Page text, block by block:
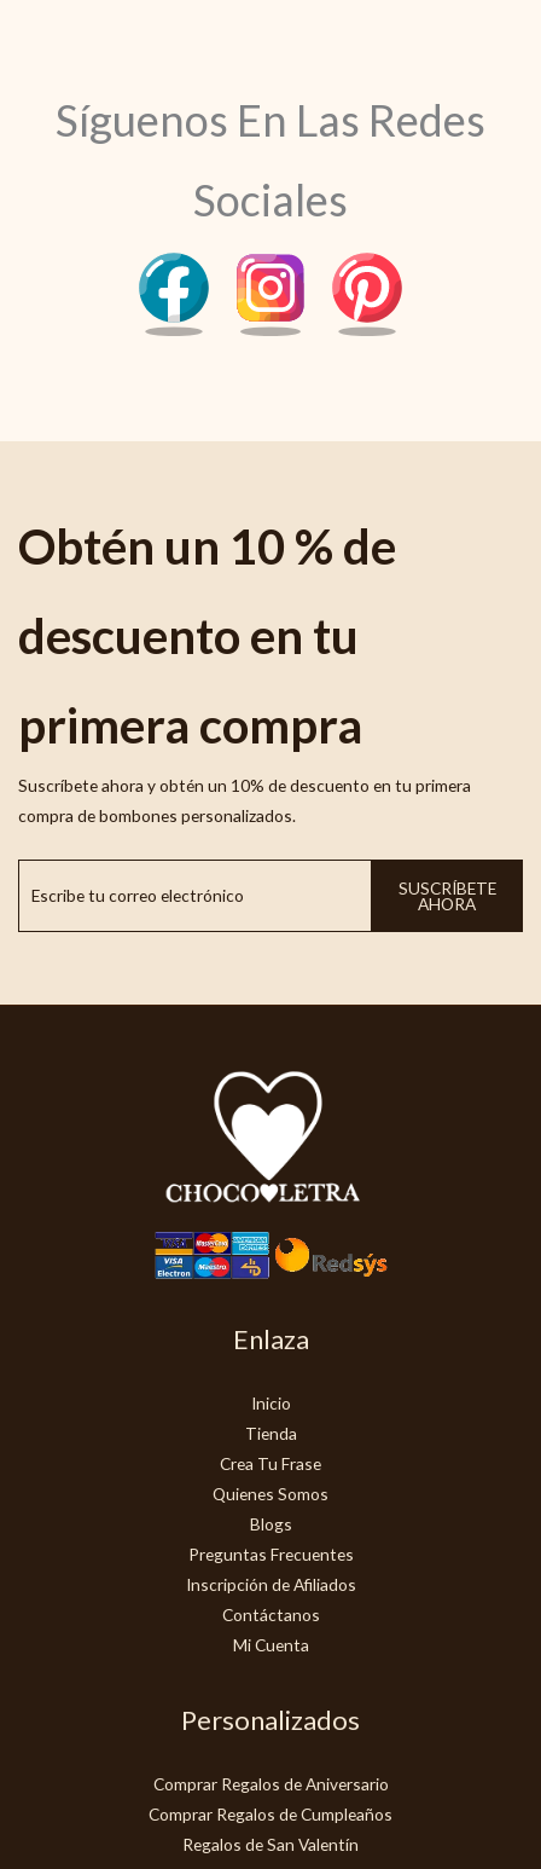
Síguenos En Las Redes
Sociales
Obtén un 10 % de
descuento en tu
primera compra
Suscríbete ahora y obtén un 10% de descuento en tu primera
compra de bombones personalizados.
SUSCRÍBETE
AHORA
Enlaza
Inicio
Tienda
Crea Tu Frase
Quienes Somos
Blogs
Preguntas Frecuentes
Inscripción de Afiliados
Contáctanos
Mi Cuenta
Personalizados
Comprar Regalos de Aniversario
Comprar Regalos de Cumpleaños
Regalos de San Valentín